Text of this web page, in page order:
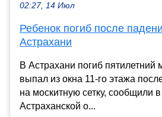
02:27, 14 Июл
Ребенок погиб после
Астрахани
В Астрахани погиб пятилетний
выпал из окна 11-го этажа
на москитную сетку, сообщили
Астраханской о...